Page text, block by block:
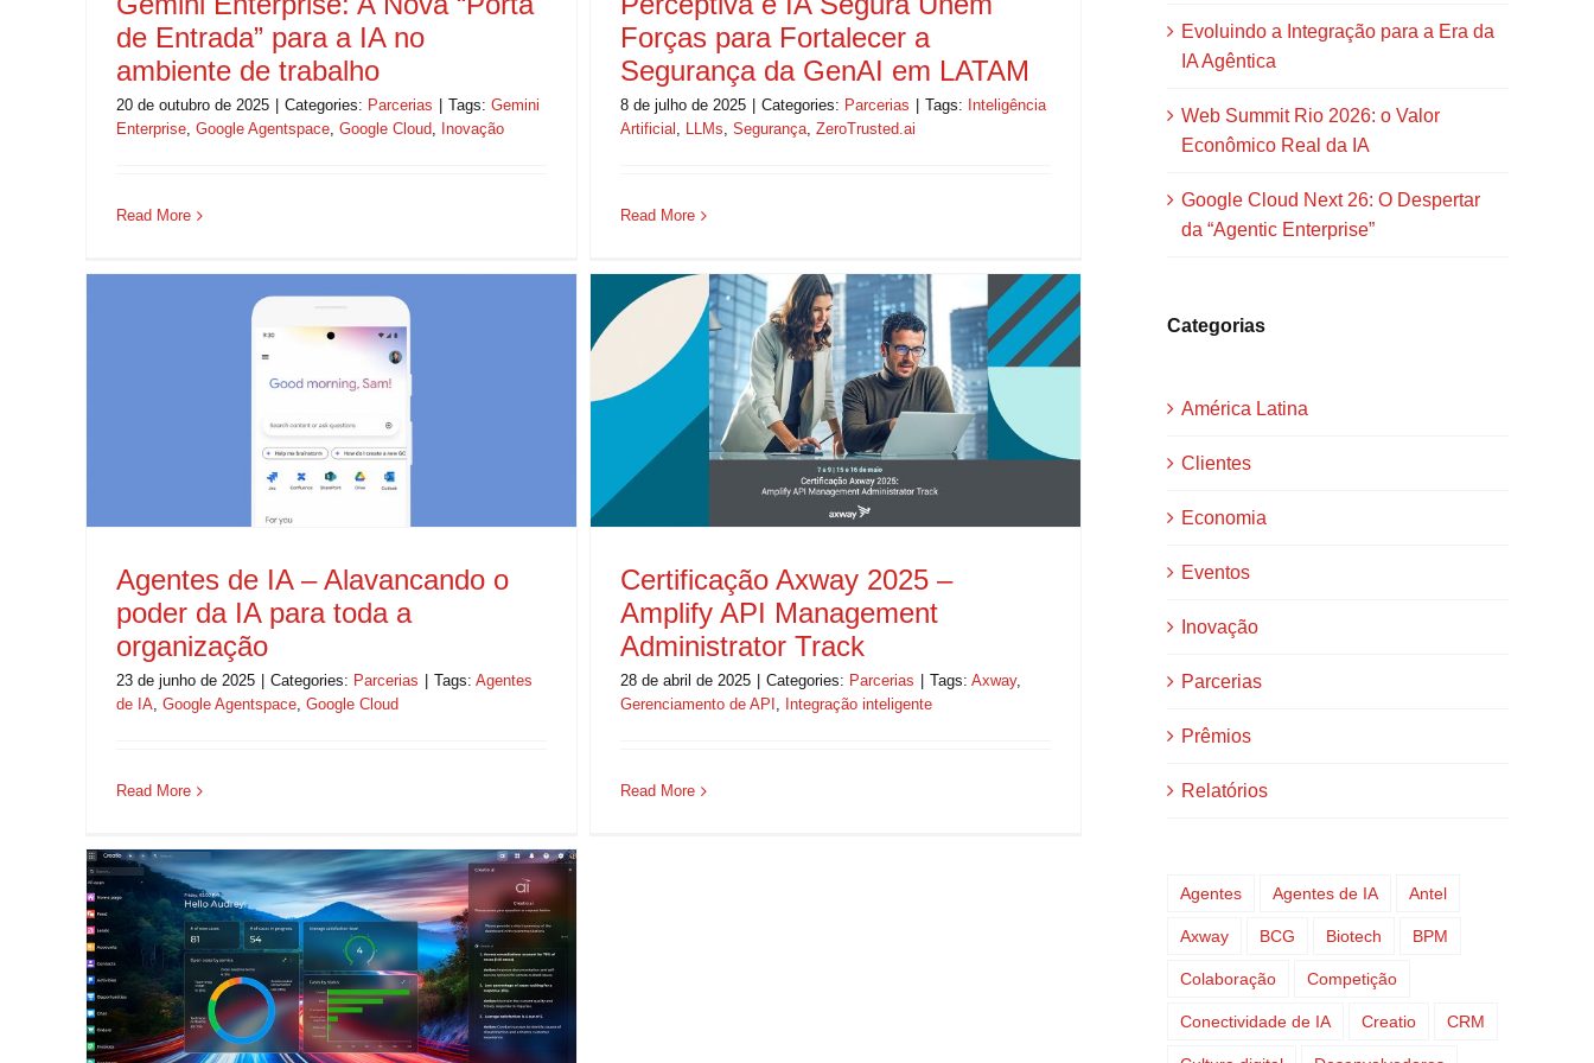
de Entrada” para a IA no
ambiente de trabalho
20 de outubro de 2025 Categories: Parcerias Tags: Gemini
Enterprise, Google Agentspace, Google Cloud, Inovação
Read More
Forças para Fortalecer a
Segurança da GenAI em LATAM
8 de julho de 2025 Categories: Parcerias Tags: Inteligência
Artificial , LLMs, Segurança, ZeroTrusted.ai
Read More
Agentes de IA – Alavancando o
poder da IA para toda a
organização
23 de junho de 2025 Categories: Parcerias Tags: Agentes
de IA, Google Agentspace, Google Cloud
Read More
Certificação Axway 2025 –
Amplify API Management
Administrator Track
28 de abril de 2025 Categories: Parcerias Tags: Axway,
Gerenciamento de API , Integração inteligente
Read More
Evoluindo a Integração para a Era da
IA Agêntica
Web Summit Rio 2026: o Valor
Econômico Real da IA
Google Cloud Next 26: O Despertar
da “Agentic Enterprise”
Categorias
América Latina
Clientes
Economia
Eventos
Inovação
Parcerias
Prêmios
Relatórios
Agentes Agentes de IA Antel
Axway BCG Biotech BPM
Colaboração Competição
Conectividade de IA Creatio CRM